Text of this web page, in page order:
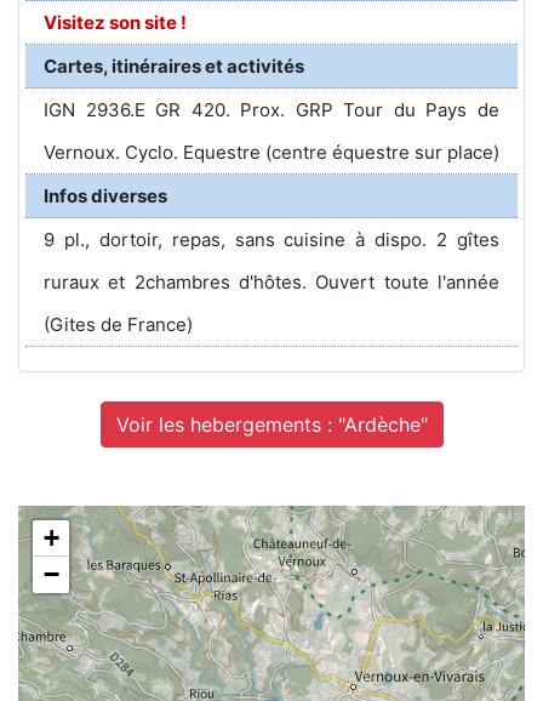
Visitez son site !
Cartes, itinéraires et activités
IGN 2936.E GR 420. Prox. GRP Tour du Pays de
Vernoux. Cyclo. Equestre (centre équestre sur place)
Infos diverses
9 pl., dortoir, repas, sans cuisine à dispo. 2 gîtes
ruraux et 2chambres d'hôtes. Ouvert toute l'année
(Gites de France)
Voir les hebergements : "Ardèche"
+
−